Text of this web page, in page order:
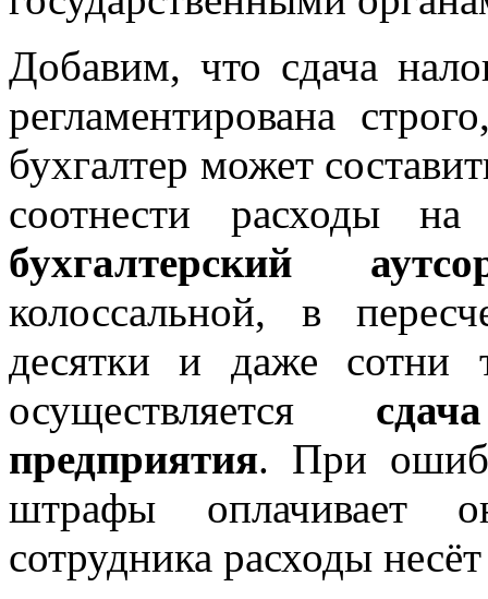
Добавим, что сдача
регламентирована
бухгалтер может
соотнести расходы
бухгалтерский
колоссальной, в
десятки и даже сотни
осуществляется
предприятия. При
штрафы оплачивает
сотрудника расходы